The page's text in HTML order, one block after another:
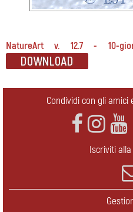
NatureArt v. 12.7 - 10-
Condividi con gli
Iscriviti